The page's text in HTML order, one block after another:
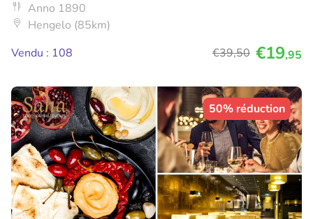
Anno 1890
Hengelo (85km)
Vendu : 108
€39,50 €19,95
50% réduction